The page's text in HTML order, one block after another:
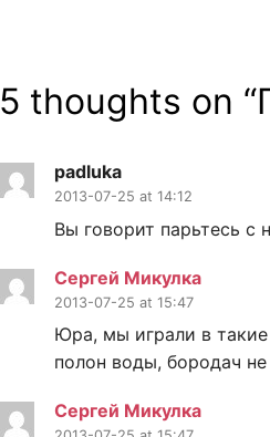
5 thoughts on “
padluka
2013-07-25 at 14:12
Вы говорит парьтесь
Сергей Микулка
2013-07-25 at 15:47
Юра, мы играли в
полон воды, бородач не
Сергей Микулка